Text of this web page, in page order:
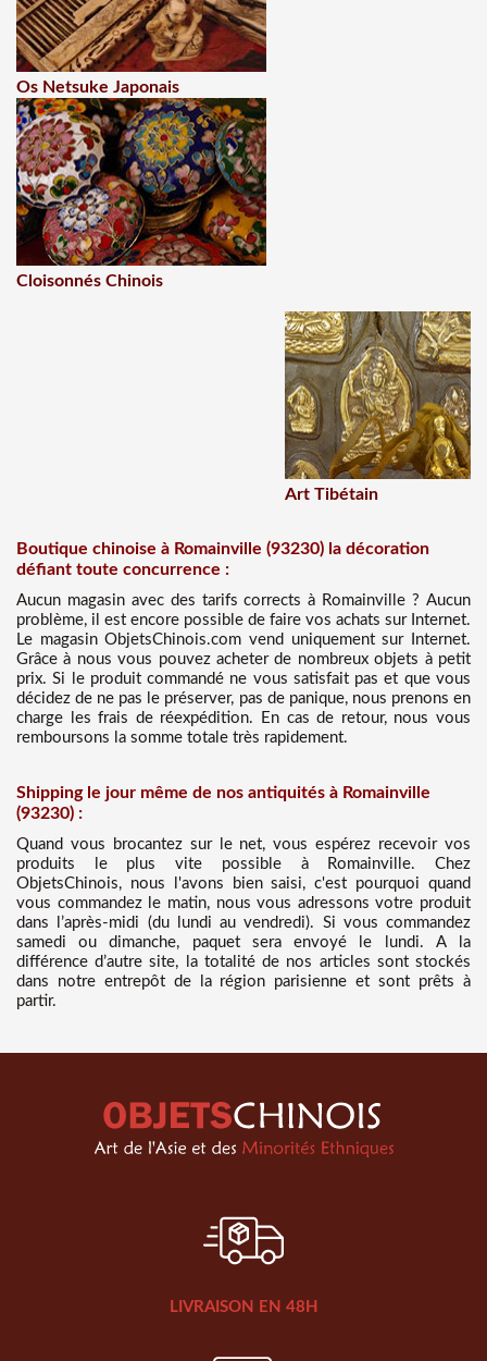
Os Netsuke Japonais
Cloisonnés Chinois
Art Tibétain
Boutique chinoise à Romainville (93230) la décoration
défiant toute concurrence :
Aucun magasin avec des tarifs corrects à Romainville ? Aucun
problème, il est encore possible de faire vos achats sur Internet.
Le magasin ObjetsChinois.com vend uniquement sur Internet.
Grâce à nous vous pouvez acheter de nombreux objets à petit
prix. Si le produit commandé ne vous satisfait pas et que vous
décidez de ne pas le préserver, pas de panique, nous prenons en
charge les frais de réexpédition. En cas de retour, nous vous
remboursons la somme totale très rapidement.
Shipping le jour même de nos antiquités à Romainville
(93230) :
Quand vous brocantez sur le net, vous espérez recevoir vos
produits le plus vite possible à Romainville. Chez
ObjetsChinois, nous l'avons bien saisi, c'est pourquoi quand
vous commandez le matin, nous vous adressons votre produit
dans l’après-midi (du lundi au vendredi). Si vous commandez
samedi ou dimanche, paquet sera envoyé le lundi. A la
différence d’autre site, la totalité de nos articles sont stockés
dans notre entrepôt de la région parisienne et sont prêts à
partir.
LIVRAISON EN 48H